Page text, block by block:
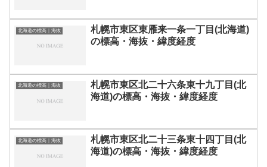
北海道の標高｜海抜
札幌市東区東雁来一条一丁目(北海道)
の標高・海抜・緯度経度
北海道の標高｜海抜
札幌市東区北二十六条東十九丁目(北
海道)の標高・海抜・緯度経度
北海道の標高｜海抜
札幌市東区北二十三条東十四丁目(北
海道)の標高・海抜・緯度経度